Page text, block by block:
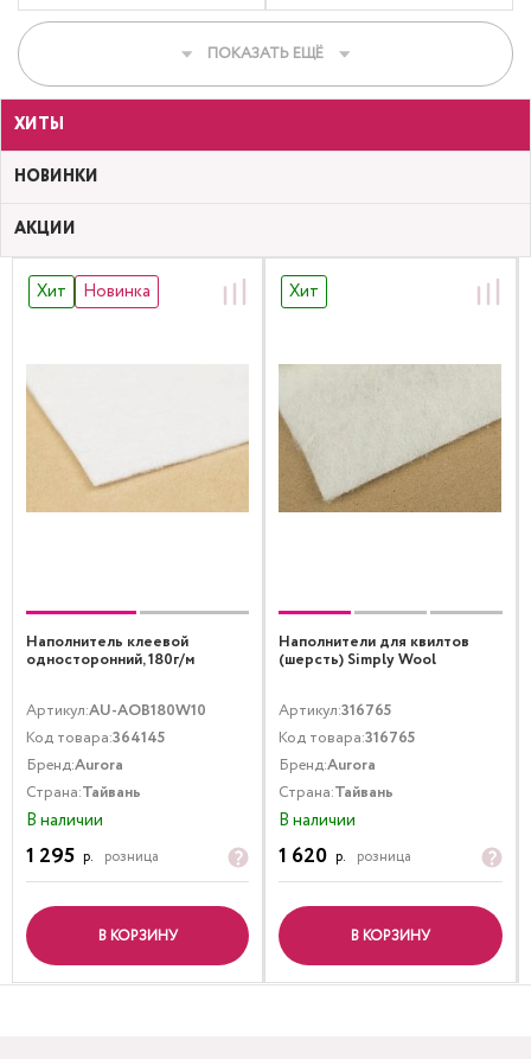
ПОКАЗАТЬ ЕЩЁ
ХИТЫ
НОВИНКИ
АКЦИИ
Хит Новинка
Наполнитель клеевой
односторонний, 180г/м
Артикул:AU-AOB180W10
Код товара:364145
Бренд:Aurora
Страна:Тайвань
В наличии
1 295 р. розница
В КОРЗИНУ
Хит
Наполнители для квилтов
(шерсть) Simply Wool
Артикул:316765
Код товара:316765
Бренд:Aurora
Страна:Тайвань
В наличии
1 620 р. розница
В КОРЗИНУ